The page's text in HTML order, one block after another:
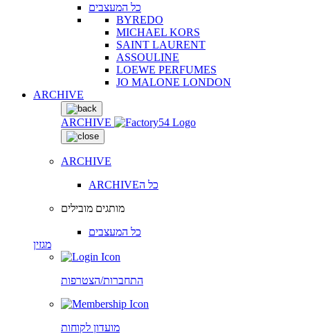
כל המעצבים
BYREDO
MICHAEL KORS
SAINT LAURENT
ASSOULINE
LOEWE PERFUMES
JO MALONE LONDON
ARCHIVE
ARCHIVE
ARCHIVE
ARCHIVEכל ה
מותגים מובילים
כל המעצבים
מגזין
התחברות/הצטרפות
מועדון לקוחות